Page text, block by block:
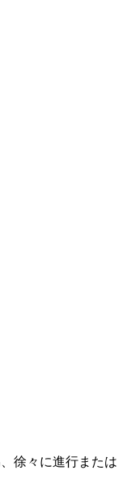
徐々に進行または